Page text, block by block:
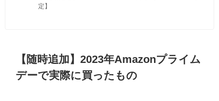
定】
【随時追加】2023年Amazonプライム
デーで実際に買ったもの